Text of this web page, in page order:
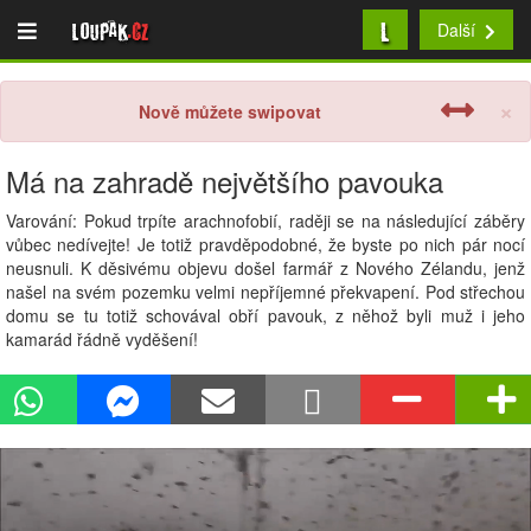
Loupak.cz L Další
×
Nově můžete swipovat
Má na zahradě největšího pavouka
Varování: Pokud trpíte arachnofobií, raději se na následující záběry
vůbec nedívejte! Je totiž pravděpodobné, že byste po nich pár nocí
neusnuli. K děsivému objevu došel farmář z Nového Zélandu, jenž
našel na svém pozemku velmi nepříjemné překvapení. Pod střechou
domu se tu totiž schovával obří pavouk, z něhož byli muž i jeho
kamarád řádně vyděšení!